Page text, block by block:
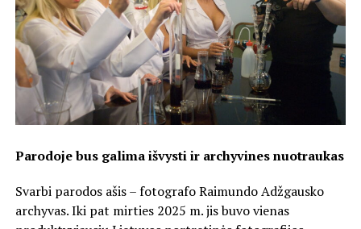
Parodoje bus galima išvysti ir archyvines nuotraukas
Svarbi parodos ašis – fotografo Raimundo Adžgausko
archyvas. Iki pat mirties 2025 m. jis buvo vienas